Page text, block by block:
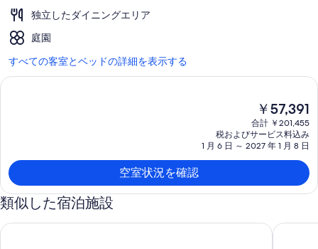
独立したダイニングエリア
庭園
すべての客室とベッドの詳細を表示する
現
在
の
料
金
￥57,391
で
￥57,391
合計 ￥201,455
税およびサービス料込み
1 月 6 日 ～ 2027 年 1 月 8 日
空室状況を確認
類似した宿泊施設
Small 19th-century house surrounded by vines, Domaineロワー